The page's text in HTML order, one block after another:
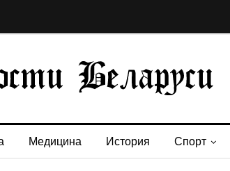
Медицина История Спорт